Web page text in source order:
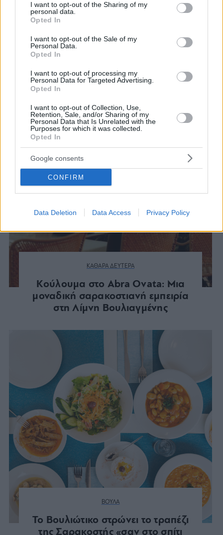
not limited to your visit or usage behaviour. You may click to
grant or deny consent to Google and its third-party tags to
use your data for below specified purposes in below Google
consent section.
I want to opt-out of the Sharing of my
personal data.
Opted In
I want to opt-out of the Sale of my
Personal Data.
Opted In
I want to opt-out of processing my
Personal Data for Targeted Advertising.
Opted In
I want to opt-out of Collection, Use,
Retention, Sale, and/or Sharing of my
Personal Data that Is Unrelated with the
Purposes for which it was collected.
Opted In
Google consents
CONFIRM
Data Deletion Data Access Privacy Policy
Σαρακοστιανές προτάσεις
του Αλίμου
ΚΑΘΑΡΑ ΔΕΥΤΕΡΑ
Κούλουμα στο Abra Ovata: Μια
μοναδική σαρακοστιανή εμπειρία
στη Λίμνη Βουλιαγμένης
ΒΟΥΛΑ
Το Βουλιώτικο στρώνει το τραπέζι
της Σαρακοστής «σαν στο σπίτι